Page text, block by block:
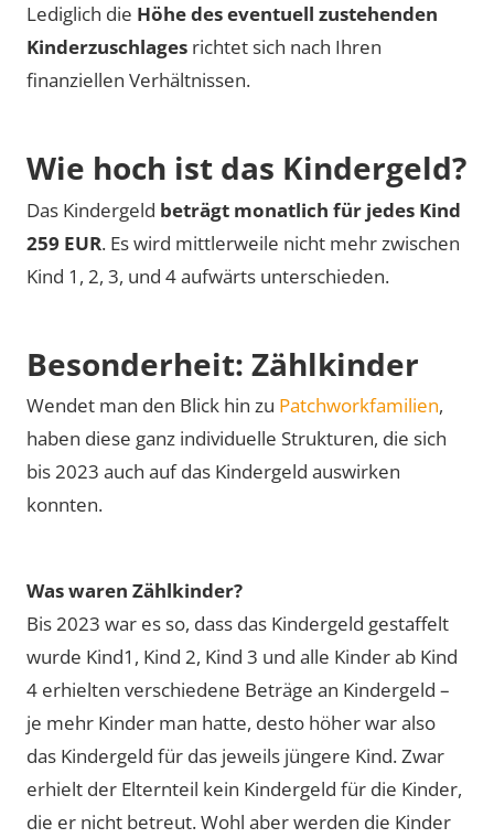
Lediglich die Höhe des eventuell zustehenden
Kinderzuschlages richtet sich nach Ihren
finanziellen Verhältnissen.
Wie hoch ist das Kin­der­geld?
Das Kindergeld beträgt monatlich für jedes Kind
259 EUR. Es wird mittlerweile nicht mehr zwischen
Kind 1, 2, 3, und 4 aufwärts unterschieden.
Besonderheit: Zählkinder
Wendet man den Blick hin zu Patchworkfamilien,
haben diese ganz individuelle Strukturen, die sich
bis 2023 auch auf das Kindergeld auswirken
konnten.
Was waren Zählkinder?
Bis 2023 war es so, dass das Kindergeld gestaffelt
wurde Kind1, Kind 2, Kind 3 und alle Kinder ab Kind
4 erhielten verschiedene Beträge an Kindergeld –
je mehr Kinder man hatte, desto höher war also
das Kindergeld für das jeweils jüngere Kind. Zwar
erhielt der Elternteil kein Kindergeld für die Kinder,
die er nicht betreut. Wohl aber werden die Kinder